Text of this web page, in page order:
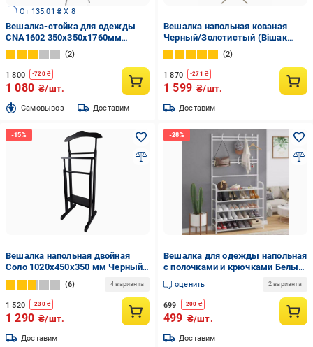
От 135.01 ₴ X 8
Вешалка-стойка для одежды
CNA1602 350х350х1760мм
серый
2
1 800 -720₴
1 080 ₴/шт.
Cамовывоз Доставим
Вешалка напольная кованая
Черный/Золотистый (Вішак
нап.M-078)
2
1 870 -271 ₴
1 599 ₴/шт.
Доставим
Вешалка напольная двойная
Соло 1020х450х350 мм Черный
венге (0128)
6 4 варианта
1 520 -230₴
1 290 ₴/шт.
Доставим
Вешалка для одежды напольная
с полочками и крючками Белый
(2796)
оценить 2 варианта
699 -200 ₴
499 ₴/шт.
Доставим